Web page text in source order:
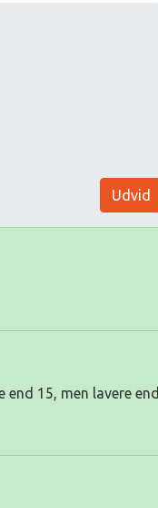
Udvid
15, men lavere end